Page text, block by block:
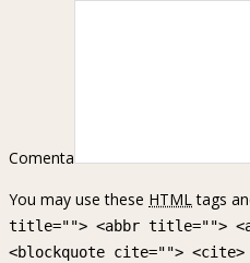
Comenta
You may use these HTMLtags
title=""> <abbr title="">
<blockquote cite=""> <cite>